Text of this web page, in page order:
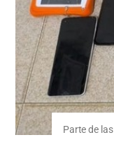
Parte de